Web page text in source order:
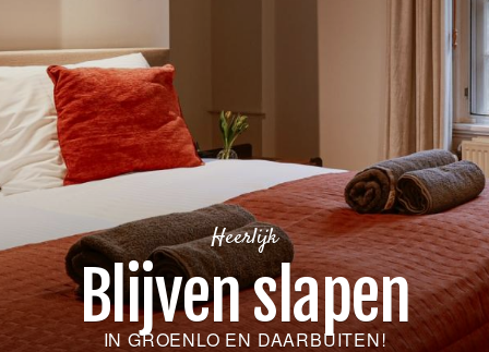
Heerlijk
Blijven slapen
IN GROENLO EN DAARBUITEN!